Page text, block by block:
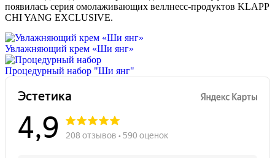
появилась серия омолаживающих веллнесс-продуктов KLAPP
CHI YANG EXCLUSIVE.
Увлажняющий крем «Ши янг»
Процедурный набор "Ши янг"